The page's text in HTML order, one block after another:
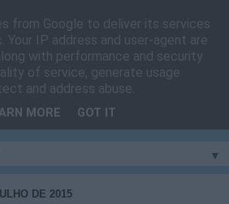
tudo relacionado com a ilha
Roque do Pico
▼
DE 2015
from Google to deliver its services
Your IP address and user-agent are
with performance and security
of service, generate usage
and address abuse.
MORE GOT IT